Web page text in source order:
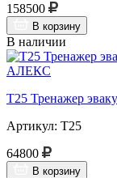
158500
В корзину
В наличии
Т25 Тренажер
Артикул: Т25
64800
В корзину